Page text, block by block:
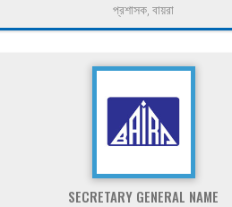
প্রশাসক, বায়রা
SECRETARY GENERAL NAME